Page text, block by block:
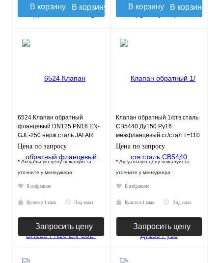
В корзину В корзину
6524 Клапан обратный
фланцевый DN125 PN16 EN-
GJL-250 нерж.сталь JAFAR
Цена по запросу
* Актуальную цену пожалуйста
уточните у менеджера
В избранное
Купить в 1 клик Под заказ
Запросить цену
Клапан обратный 1/ств сталь
CB5440 Ду150 Ру16
межфланцевый ст/стал T=110
Tecofi CB5440-0150
Цена по запросу
* Актуальную цену пожалуйста
уточните у менеджера
В избранное
Купить в 1 клик Под заказ
Запросить цену